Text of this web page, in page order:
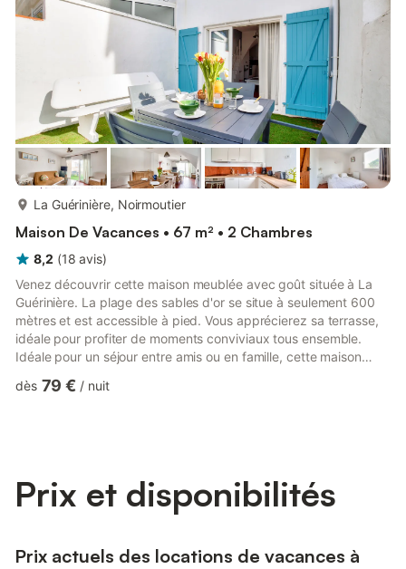
chambres et peut accueillir jusqu'à 4 personnes...
La Guérinière, Noirmoutier
Maison De Vacances • 67 m² • 2 Chambres
8,2 (18 avis)
Venez découvrir cette maison meublée avec goût située à La
Guérinière. La plage des sables d'or se situe à seulement 600
mètres et est accessible à pied. Vous apprécierez sa terrasse,
idéale pour profiter de moments conviviaux tous ensemble.
Idéale pour un séjour entre amis ou en famille, cette maison
découvrirez le coin salon avec son canapé, ses fauteuils et sa
dès 79 € / nuit
Prix et disponibilités
Prix actuels des locations de vacances à